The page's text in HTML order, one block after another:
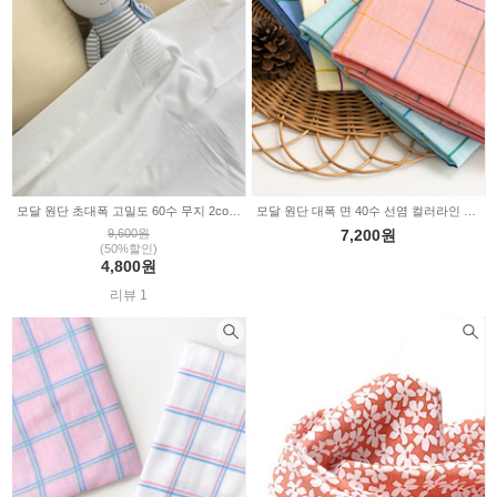
9,600원
(50%할인)
4,800원
리뷰 1
7,200원